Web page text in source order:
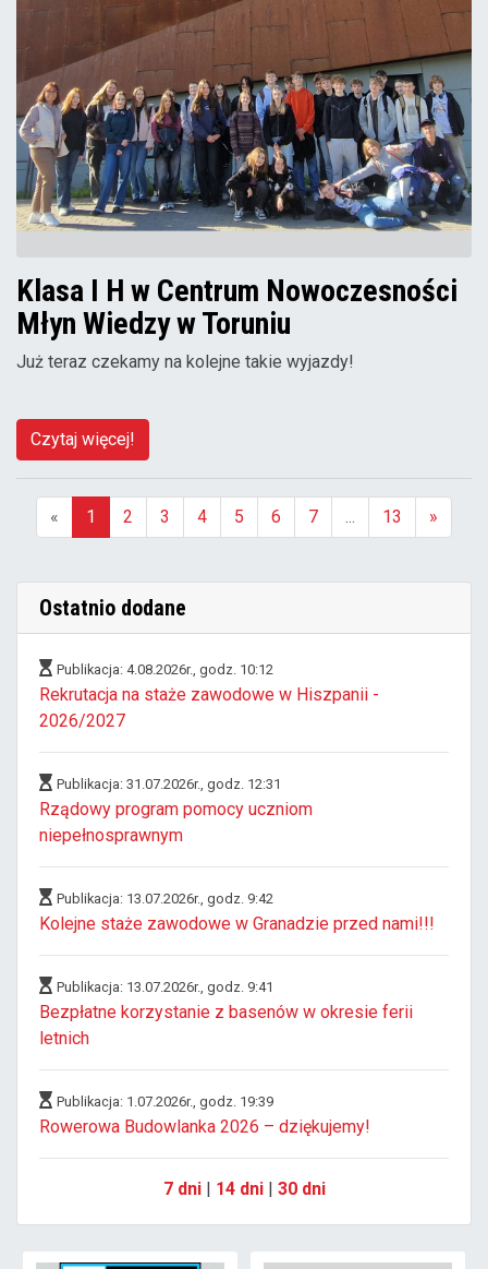
Klasa I H w Centrum Nowoczesności
Młyn Wiedzy w Toruniu
Już teraz czekamy na kolejne takie wyjazdy!
Czytaj więcej!
«
1
2 3 4 5 6 7 13 »
Ostatnio dodane
Publikacja: 4.08.2026r., godz. 10:12
Rekrutacja na staże zawodowe w Hiszpanii -
2026/2027
Publikacja: 31.07.2026r., godz. 12:31
Rządowy program pomocy uczniom
niepełnosprawnym
Publikacja: 13.07.2026r., godz. 9:42
Kolejne staże zawodowe w Granadzie przed nami!!!
Publikacja: 13.07.2026r., godz. 9:41
Bezpłatne korzystanie z basenów w okresie ferii
letnich
Publikacja: 1.07.2026r., godz. 19:39
Rowerowa Budowlanka 2026 – dziękujemy!
7 dni| 14 dni| 30 dni